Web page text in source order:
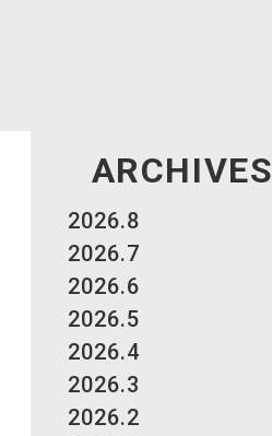
ARCHIVES
2026.8
2026.7
2026.6
2026.5
2026.4
2026.3
2026.2